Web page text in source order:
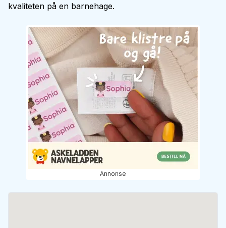
kvaliteten på en barnehage.
Annonse